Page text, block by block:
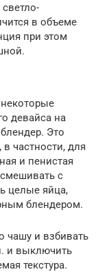
в объеме
при этом
девайса на
Это
частности, для
и пенистая
с
целые яйца,
блендером.
чашу и взбивать
и выключить
текстура.